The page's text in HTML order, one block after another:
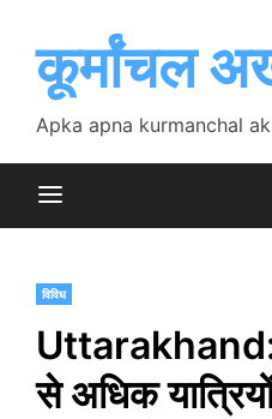
contentकूर्मांचल
Apka apna kurmanchal
विविध
से अधिक